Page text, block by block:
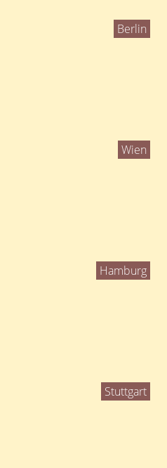
Berlin
Wien
Hamburg
Stuttgart